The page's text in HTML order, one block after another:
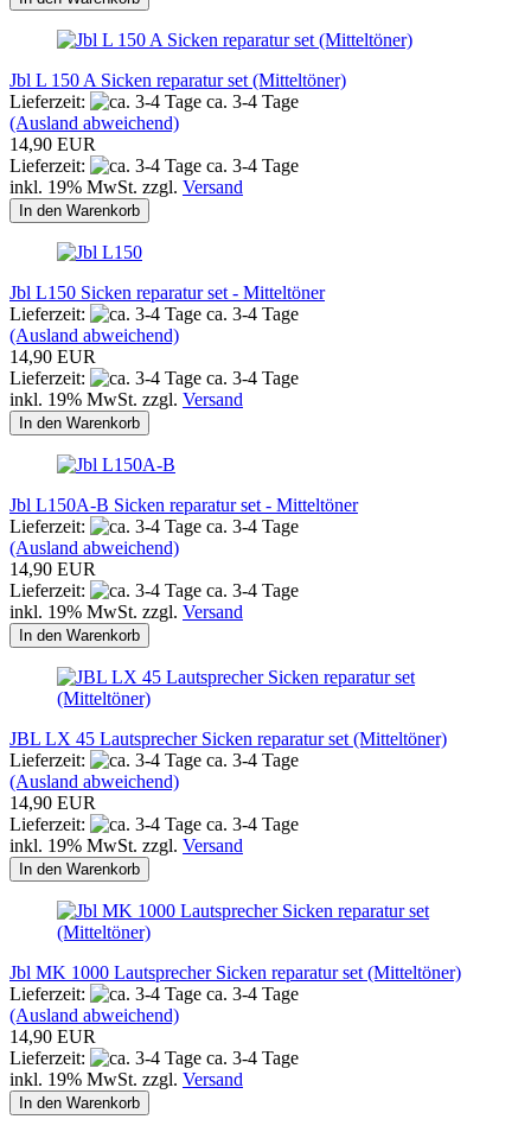
Jbl L 150 A Sicken reparatur set (Mitteltöner)
Lieferzeit:
ca. 3-4 Tage
(Ausland abweichend)
14,90 EUR
Lieferzeit:
ca. 3-4 Tage
inkl. 19% MwSt. zzgl. Versand
In den Warenkorb
Jbl L150 Sicken reparatur set - Mitteltöner
Lieferzeit:
ca. 3-4 Tage
(Ausland abweichend)
14,90 EUR
Lieferzeit:
ca. 3-4 Tage
inkl. 19% MwSt. zzgl. Versand
In den Warenkorb
Jbl L150A-B Sicken reparatur set - Mitteltöner
Lieferzeit:
ca. 3-4 Tage
(Ausland abweichend)
14,90 EUR
Lieferzeit:
ca. 3-4 Tage
inkl. 19% MwSt. zzgl. Versand
In den Warenkorb
JBL LX 45 Lautsprecher Sicken reparatur set (Mitteltöner)
Lieferzeit:
ca. 3-4 Tage
(Ausland abweichend)
14,90 EUR
Lieferzeit:
ca. 3-4 Tage
inkl. 19% MwSt. zzgl. Versand
In den Warenkorb
Jbl MK 1000 Lautsprecher Sicken reparatur set (Mitteltöner)
Lieferzeit:
ca. 3-4 Tage
(Ausland abweichend)
14,90 EUR
Lieferzeit:
ca. 3-4 Tage
inkl. 19% MwSt. zzgl. Versand
In den Warenkorb